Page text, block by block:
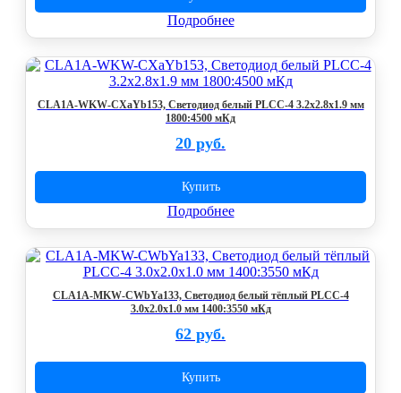
Подробнее
CLA1A-WKW-CXaYb153, Светодиод белый PLCC-4 3.2x2.8x1.9 мм
1800:4500 мКд
20 руб.
Купить
Подробнее
CLA1A-MKW-CWbYa133, Светодиод белый тёплый PLCC-4
3.0x2.0x1.0 мм 1400:3550 мКд
62 руб.
Купить